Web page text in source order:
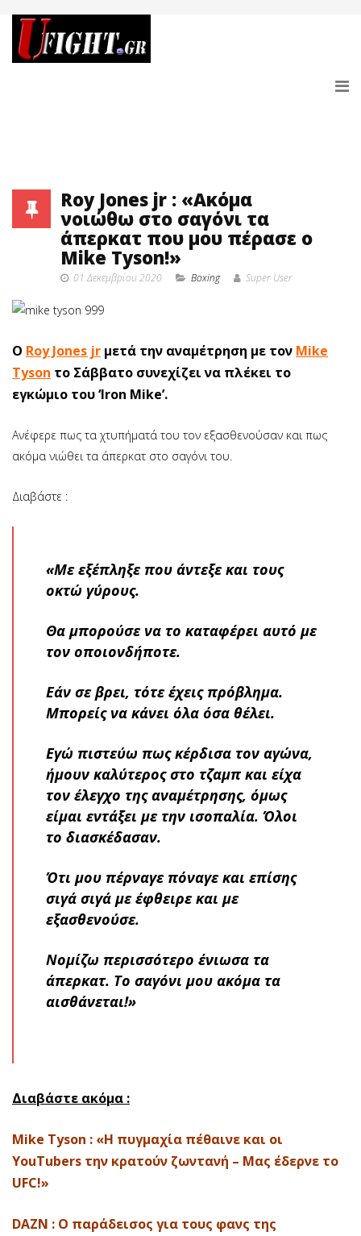
Roy Jones jr : «Ακόμα
νοιώθω στο σαγόνι τα
άπερκατ που μου πέρασε ο
Mike Tyson!»
01 Δεκεμβρίου 2020 Boxing Super User
Ο Roy Jones jr μετά την αναμέτρηση με τον Mike
Tyson το Σάββατο συνεχίζει να πλέκει το
εγκώμιο του ‘Iron Mike’.
Ανέφερε πως τα χτυπήματά του τον εξασθενούσαν και πως
ακόμα νιώθει τα άπερκατ στο σαγόνι του.
Διαβάστε :
«Με εξέπληξε που άντεξε και τους
οκτώ γύρους.
Θα μπορούσε να το καταφέρει αυτό με
τον οποιονδήποτε.
Εάν σε βρει, τότε έχεις πρόβλημα.
Μπορείς να κάνει όλα όσα θέλει.
Εγώ πιστεύω πως κέρδισα τον αγώνα,
ήμουν καλύτερος στο τζαμπ και είχα
τον έλεγχο της αναμέτρησης, όμως
είμαι εντάξει με την ισοπαλία. Όλοι
το διασκέδασαν.
Ότι μου πέρναγε πόναγε και επίσης
σιγά σιγά με έφθειρε και με
εξασθενούσε.
Νομίζω περισσότερο ένιωσα τα
άπερκατ. Το σαγόνι μου ακόμα τα
αισθάνεται!»
Διαβάστε ακόμα :
Mike Tyson : «Η πυγμαχία πέθαινε και οι
YouTubers την κρατούν ζωντανή – Μας έδερνε το
UFC!»
DAZN : Ο παράδεισος για τους φανς της